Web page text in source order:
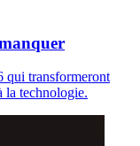
qui transformeront
la technologie.